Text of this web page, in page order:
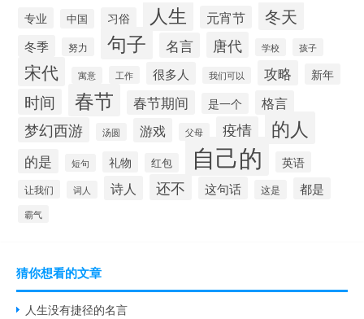
专业 中国 习俗 人生 元宵节 冬天
冬季 努力 句子 名言 唐代 学校 孩子
宋代 寓意 工作 很多人 我们可以 攻略 新年
时间 春节 春节期间 是一个 格言
梦幻西游 汤圆 游戏 父母 疫情 的人
的是 短句 礼物 红包 自己的 英语
让我们 词人 诗人 还不 这句话 这是 都是
霸气
猜你想看的文章
人生没有捷径的名言